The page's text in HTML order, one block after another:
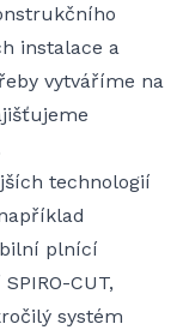
instalace a
vytváříme na
technologií
plnící
CUT,
systém